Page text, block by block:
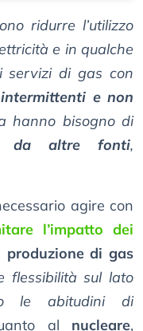
ridurre l’utilizzo
e in qualche
servizi di gas con
e non
hanno bisogno di
da altre fonti,
agire con
l’impatto dei
produzione di gas
flessibilità sul lato
le abitudini di
al nucleare,